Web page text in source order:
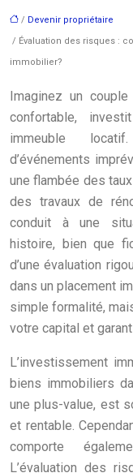
/ Devenir propriétaire
/ Évaluation des risques :
immobilier?
Imaginez un
confortable,
immeuble
d’événements
une flambée des
des travaux de
conduit à une
histoire, bien que
d’une évaluation
dans un placement
simple formalité,
votre capital et
L’investissement
biens immobiliers
une plus-value, est
et rentable.
comporte
L’évaluation des